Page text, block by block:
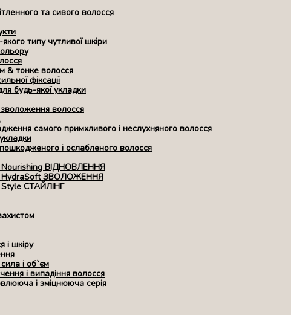
та сивого волосся
типу чутливої шкіри
& тонке волосся
фіксації
будь-якої укладки
волосся
самого примхливого і неслухняного волосся
пошкодженого і ослабленого волосся
Nourishing ВІДНОВЛЕННЯ
HydraSoft ЗВОЛОЖЕННЯ
Style СТАЙЛІНГ
і шкіру
і об`єм
і випадіння волосся
і зміцнююча серія